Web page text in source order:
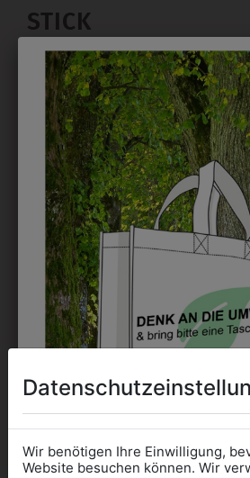
STICK
Ab 1 Stück möglich in vielen
Mindesthöhe bei einem
Namen optimal. Waschbar bis zu
EMBLEM
Kann gestickt oder bedruckt
einsetzbar und beim Sticken
möglich.
DRUCK
Perfekt für große Logos und für
kostet jede Farbe extra und ist erst
möglich. Waschbar bis zu 60°C.
Wir benötigen Ihre Einwilligung,
Website besuchen können. Wir